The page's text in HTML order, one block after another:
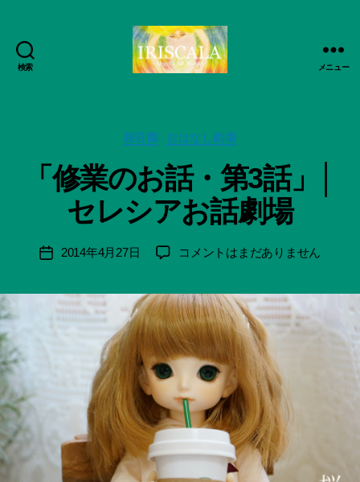
検索
日
活
動
記
録・
品
IRISCALA
メニュー
カ
ゴ
リ
ー
桜荘園 おはなし劇場
「修業のお話・第3話」│
セレシアお話劇場
投
:
智
日
月
＊
a
ci
Hi
ts
u
ki
＊
投
2014年4月27日
「修
お
話・
第
3
話」
│
セ
レ
コメントはまだありません